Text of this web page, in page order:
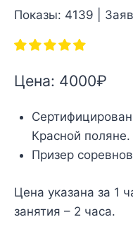
Показы: 4139 |
Цена: 4000₽
Красной поляне.
Призер
Цена указана за 1
занятия – 2 часа.